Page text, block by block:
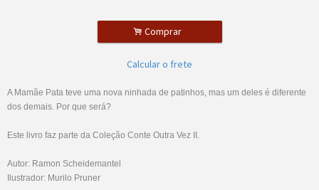
. Comprar
Calcular o frete
A Mamãe Pata teve uma nova ninhada de patinhos, mas um deles é diferente
dos demais. Por que será?
Este livro faz parte da Coleção Conte Outra Vez II.
Autor: Ramon Scheidemantel
Ilustrador: Murilo Pruner